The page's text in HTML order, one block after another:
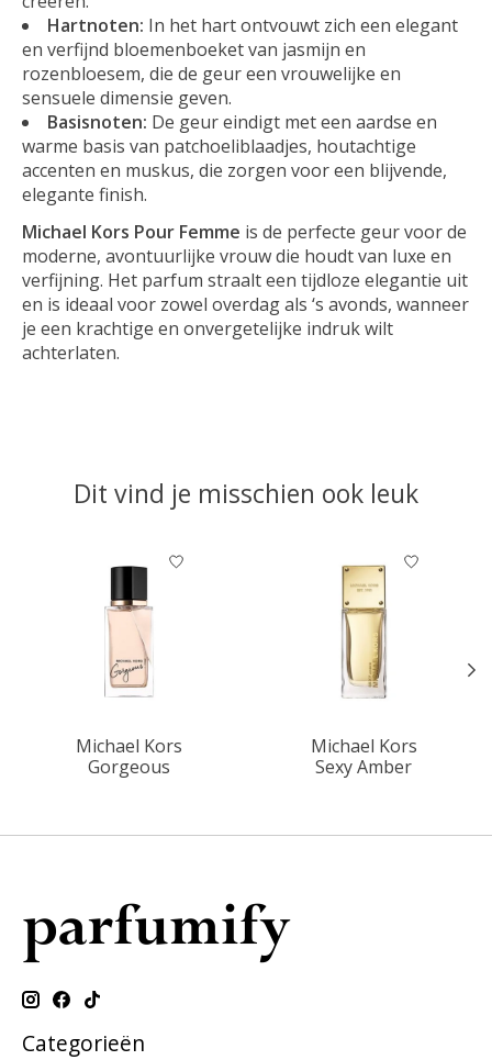
Hartnoten: In het hart ontvouwt zich een elegant
en verfijnd bloemenboeket van jasmijn en
rozenbloesem, die de geur een vrouwelijke en
sensuele dimensie geven.
Basisnoten: De geur eindigt met een aardse en
warme basis van patchoeliblaadjes, houtachtige
accenten en muskus, die zorgen voor een blijvende,
elegante finish.
Michael Kors Pour Femme is de perfecte geur voor de
moderne, avontuurlijke vrouw die houdt van luxe en
verfijning. Het parfum straalt een tijdloze elegantie uit
en is ideaal voor zowel overdag als ‘s avonds, wanneer
je een krachtige en onvergetelijke indruk wilt
achterlaten.
Dit vind je misschien ook leuk
Items van productcarrousel
Michael Kors
Gorgeous
Michael Kors
Sexy Amber
Categorieën